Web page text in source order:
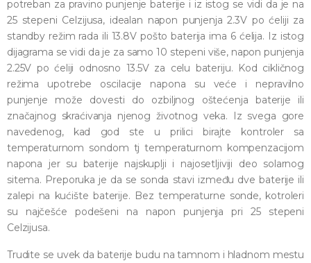
potreban za pravino punjenje baterije i iz istog se vidi da je na
25 stepeni Celzijusa, idealan napon punjenja 2.3V po ćeliji za
standby režim rada ili 13.8V pošto baterija ima 6 ćelija. Iz istog
dijagrama se vidi da je za samo 10 stepeni više, napon punjenja
2.25V po ćeliji odnosno 13.5V za celu bateriju. Kod cikličnog
režima upotrebe oscilacije napona su veće i nepravilno
punjenje može dovesti do ozbiljnog oštećenja baterije ili
značajnog skraćivanja njenog životnog veka. Iz svega gore
navedenog, kad god ste u prilici birajte kontroler sa
temperaturnom sondom tj temperaturnom kompenzacijom
napona jer su baterije najskuplji i najosetljiviji deo solarnog
sitema. Preporuka je da se sonda stavi između dve baterije ili
zalepi na kućište baterije. Bez temperaturne sonde, kotroleri
su najčešće podešeni na napon punjenja pri 25 stepeni
Celzijusa.
Trudite se uvek da baterije budu na tamnom i hladnom mestu